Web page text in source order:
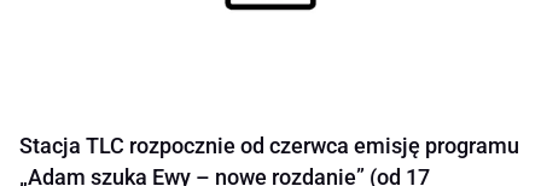
Stacja TLC rozpocznie od czerwca emisję programu
„Adam szuka Ewy – nowe rozdanie” (od 17